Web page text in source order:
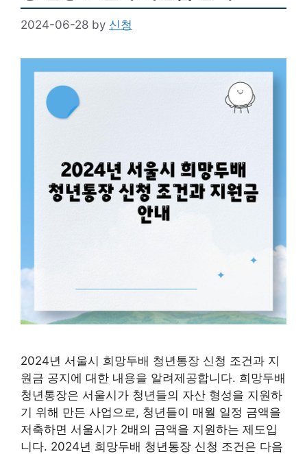
2024-06-28 by 신청
2024년 서울시 희망두배 청년통장 신청 조건과 지
원금 공지에 대한 내용을 알려제공합니다. 희망두배
청년통장은 서울시가 청년들의 자산 형성을 지원하
기 위해 만든 사업으로, 청년들이 매월 일정 금액을
저축하면 서울시가 2배의 금액을 지원하는 제도입
니다. 2024년 희망두배 청년통장 신청 조건은 다음